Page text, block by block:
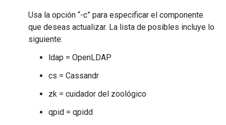
Usa la opción “-c” para especificar el componente
que deseas actualizar. La lista de posibles incluye lo
siguiente:
ldap = OpenLDAP
cs = Cassandr
zk = cuidador del zoológico
qpid = qpidd